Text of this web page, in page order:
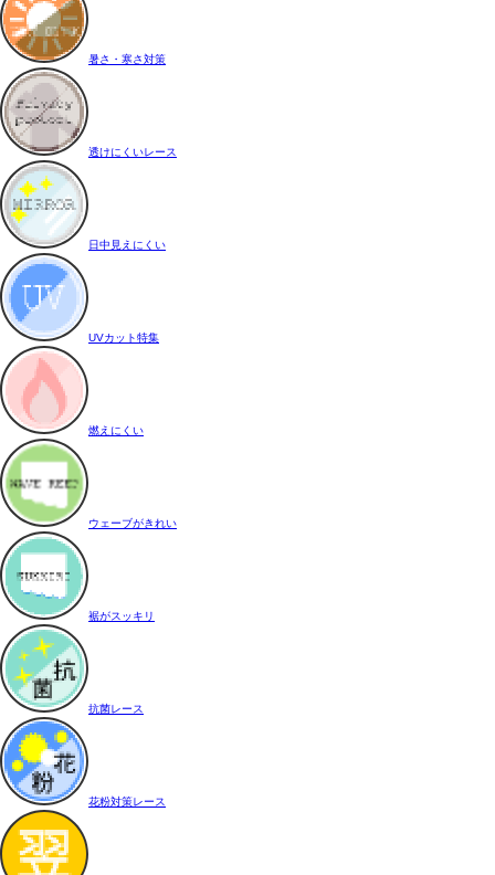
暑さ・寒さ対策
透けにくいレース
日中見えにくい
UVカット特集
燃えにくい
ウェーブがきれい
裾がスッキリ
抗菌レース
花粉対策レース